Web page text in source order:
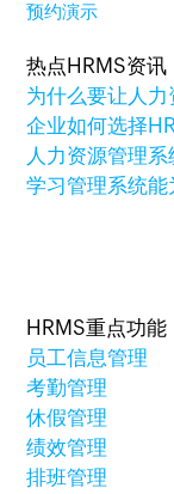
预约演示
热点HRMS资讯
为什么要让人
企业如何选择
人力资源管理
学习管理系统
HRMS重点功能
员工信息管理
考勤管理
休假管理
绩效管理
排班管理